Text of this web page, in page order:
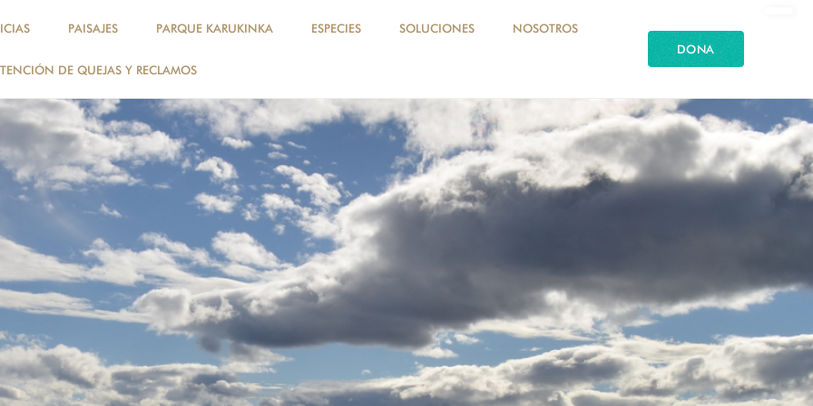
PAISAJES PARQUE KARUKINKA ESPECIES SOLUCIONES NOSOTROS
DE QUEJAS Y RECLAMOS
DONA